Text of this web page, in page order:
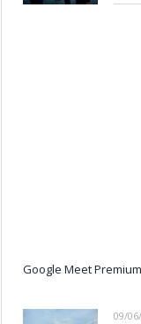
Google Meet Premium
09/